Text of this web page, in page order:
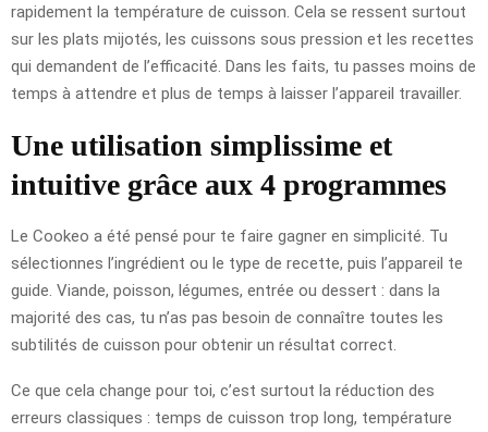
rapidement la température de cuisson. Cela se ressent surtout
sur les plats mijotés, les cuissons sous pression et les recettes
qui demandent de l’efficacité. Dans les faits, tu passes moins de
temps à attendre et plus de temps à laisser l’appareil travailler.
Une utilisation simplissime et
intuitive grâce aux 4 programmes
Le Cookeo a été pensé pour te faire gagner en simplicité. Tu
sélectionnes l’ingrédient ou le type de recette, puis l’appareil te
guide. Viande, poisson, légumes, entrée ou dessert : dans la
majorité des cas, tu n’as pas besoin de connaître toutes les
subtilités de cuisson pour obtenir un résultat correct.
Ce que cela change pour toi, c’est surtout la réduction des
erreurs classiques : temps de cuisson trop long, température